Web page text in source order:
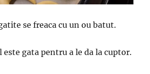
se freaca cu un ou batut.
gata pentru a le da la cuptor.